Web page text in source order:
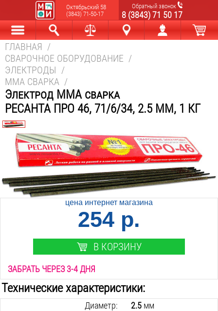
Октябрьский 58
(3843) 71-50-17
Обратный звонок
8 (3843) 71 50 17
Каталог Найти
ГЛАВНАЯ /
СВАРОЧНОЕ ОБОРУДОВАНИЕ /
ЭЛЕКТРОДЫ /
MMA СВАРКА /
Электрод MMA сварка
РЕСАНТА ПРО 46, 71/6/34, 2.5 ММ, 1 КГ
цена интернет магазина
254 р.
В КОРЗИНУ
ЗАБРАТЬ ЧЕРЕЗ 3-4 ДНЯ
Технические характеристики:
Диаметр: 2.5мм